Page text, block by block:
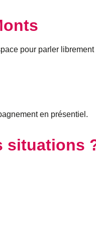
pour parler
en présentiel.
situations